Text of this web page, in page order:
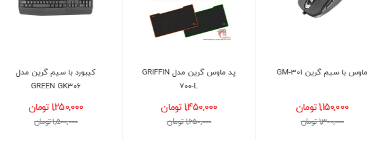
پد ماوس گرین مدل GRIFFIN
1,450,000 تومان
1,650,000 تومان
کیبورد با سیم گرین مدل
GREEN GK306
1,250,000 تومان
1,500,000 تومان
موس گیمینگ گرین GM604-
RGB
1,950,000 تومان
2,100,000 تومان